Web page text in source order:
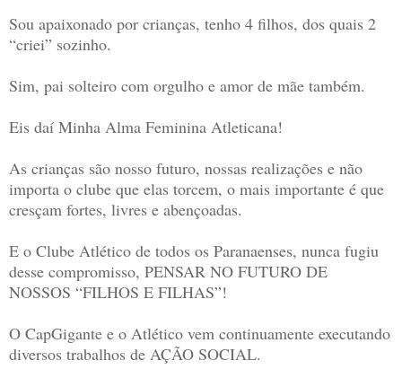
Sou apaixonado por crianças, tenho 4 filhos, dos quais 2
“criei” sozinho.
Sim, pai solteiro com orgulho e amor de mãe também.
Eis daí Minha Alma Feminina Atleticana!
As crianças são nosso futuro, nossas realizações e não
importa o clube que elas torcem, o mais importante é que
cresçam fortes, livres e abençoadas.
E o Clube Atlético de todos os Paranaenses, nunca fugiu
desse compromisso, PENSAR NO FUTURO DE
NOSSOS “FILHOS E FILHAS”!
O CapGigante e o Atlético vem continuamente executando
diversos trabalhos de AÇÃO SOCIAL.